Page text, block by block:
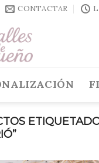
CONTACTAR